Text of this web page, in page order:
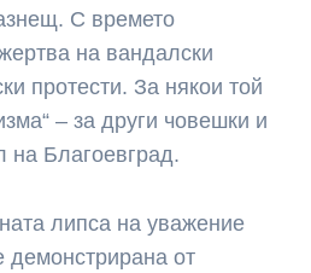
С времето
на вандалски
протести. За някои той
– за други човешки и
на Благоевград.
липса на уважение
демонстрирана от